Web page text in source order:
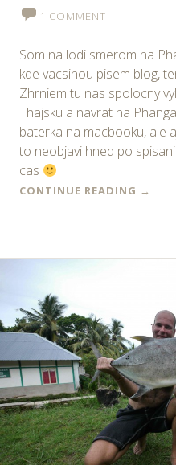
1 COMMENT
Som na lodi smerom na
kde vacsinou pisem blog,
Zhrniem tu nas spolocny
Thajsku a navrat na
baterka na macbooku, ale
to neobjavi hned po
cas
CONTINUE READING →